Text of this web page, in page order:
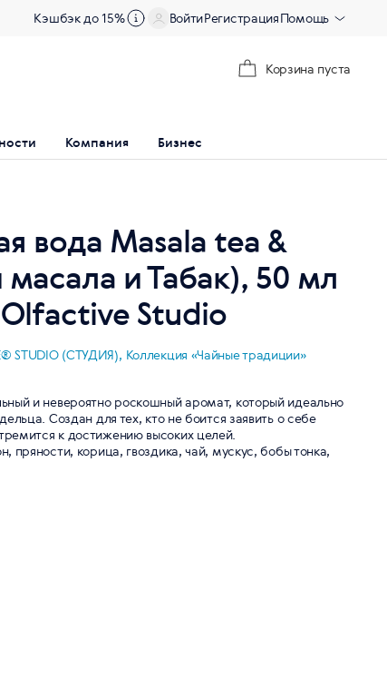
Кэшбэк до 15% ВойтиРегистрацияПомощь
Корзина пуста
Компания Бизнес
вода Masala tea &
и Табак), 50 мл
Studio
STUDIO (СТУДИЯ), Коллекция «Чайные традиции»
и невероятно роскошный аромат, который идеально
Создан для тех, кто не боится заявить о себе
к достижению высоких целей.
пряности, корица, гвоздика, чай, мускус, бобы тонка,